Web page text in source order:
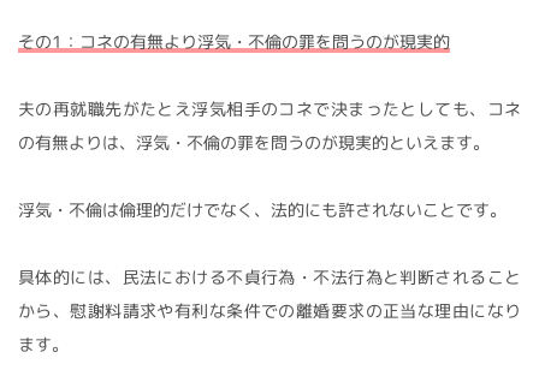
その1：コネの有無より浮気・不倫の罪を問うのが現実的
夫の再就職先がたとえ浮気相手のコネで決まったとしても、コネ
の有無よりは、浮気・不倫の罪を問うのが現実的といえます。
浮気・不倫は倫理的だけでなく、法的にも許されないことです。
具体的には、民法における不貞行為・不法行為と判断されること
から、慰謝料請求や有利な条件での離婚要求の正当な理由になり
ます。